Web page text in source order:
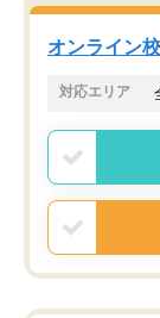
オンラインツ
共有があり宿
でした。
言う事で講師
まりに短期で
う事にして退
戻せ、授業内
と思います。
オンライン校
対応エリア